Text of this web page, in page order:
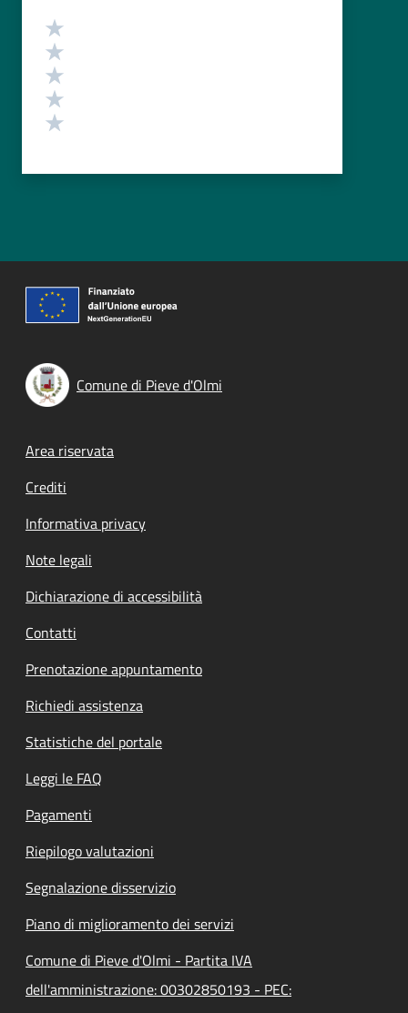
Valutazione
Comune di Pieve d'Olmi
Footer menu
Area riservata
Crediti
Informativa privacy
Note legali
Dichiarazione di accessibilità
Contatti
Prenotazione appuntamento
Richiedi assistenza
Statistiche del portale
Leggi le FAQ
Pagamenti
Riepilogo valutazioni
Segnalazione disservizio
Piano di miglioramento dei servizi
Comune di Pieve d'Olmi - Partita IVA
dell'amministrazione: 00302850193 - PEC: